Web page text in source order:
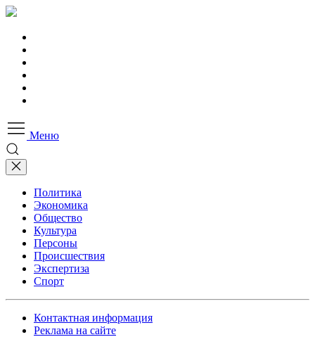
Меню
Политика
Экономика
Общество
Культура
Персоны
Происшествия
Экспертиза
Спорт
Контактная информация
Реклама на сайте